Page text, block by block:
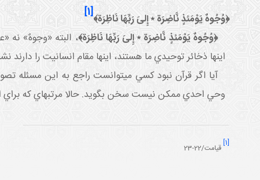
﴿وُجُوهٌ يَوْمَئذٍ نَّاضِرَة ٭ إِلىَ‏ رَبِّهَا نَاظِرَة﴾[1]
﴿وُجُوهٌ يَوْمَئذٍ نَّاضِرَة ٭ إِلىَ‏ رَبِّهَا نَاظِرَة﴾، البته «وجوهٌ» نه
اينها ذخائر توحيدي ما هستند، اينها مقام انسانيت را دارند
آيا اگر قرآن نبود کسي مي توانست راجع به اين مسئله
وحي احدي ممکن نيست سخن بگويد. حالا مرتبه اي که
[1] قیامت/22-23